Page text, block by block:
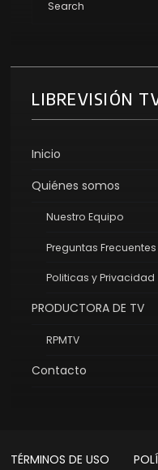
LIBREVISIÓN
Inicio
Quiénes somos
Nuestro Equipo
Preguntas Frecuentes
Politicas y Privacidad
PRODUCTORA DE TV
RPMTV
Contacto
TÉRMINOS DE USO